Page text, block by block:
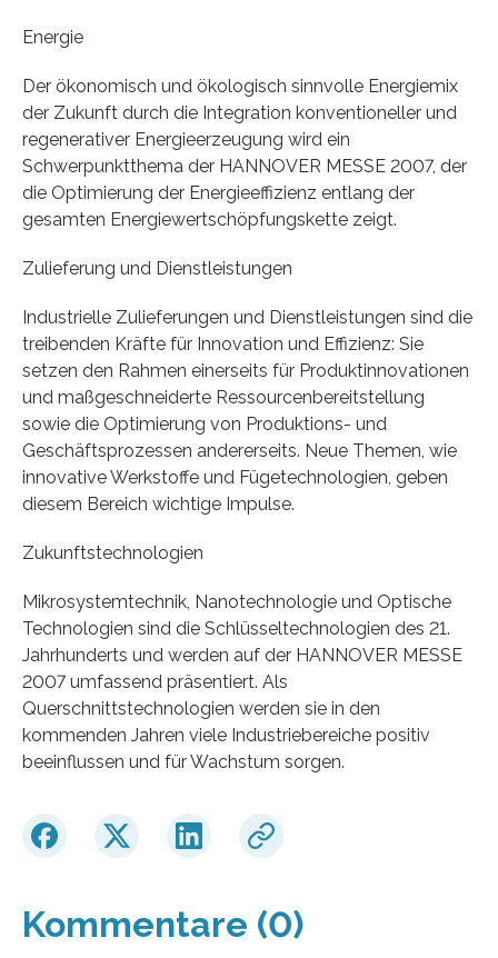
Energie
Der ökonomisch und ökologisch sinnvolle Energiemix
der Zukunft durch die Integration konventioneller und
regenerativer Energieerzeugung wird ein
Schwerpunktthema der HANNOVER MESSE 2007, der
die Optimierung der Energieeffizienz entlang der
gesamten Energiewertschöpfungskette zeigt.
Zulieferung und Dienstleistungen
Industrielle Zulieferungen und Dienstleistungen sind die
treibenden Kräfte für Innovation und Effizienz: Sie
setzen den Rahmen einerseits für Produktinnovationen
und maßgeschneiderte Ressourcenbereitstellung
sowie die Optimierung von Produktions- und
Geschäftsprozessen andererseits. Neue Themen, wie
innovative Werkstoffe und Fügetechnologien, geben
diesem Bereich wichtige Impulse.
Zukunftstechnologien
Mikrosystemtechnik, Nanotechnologie und Optische
Technologien sind die Schlüsseltechnologien des 21.
Jahrhunderts und werden auf der HANNOVER MESSE
2007 umfassend präsentiert. Als
Querschnittstechnologien werden sie in den
kommenden Jahren viele Industriebereiche positiv
beeinflussen und für Wachstum sorgen.
Kommentare (0)